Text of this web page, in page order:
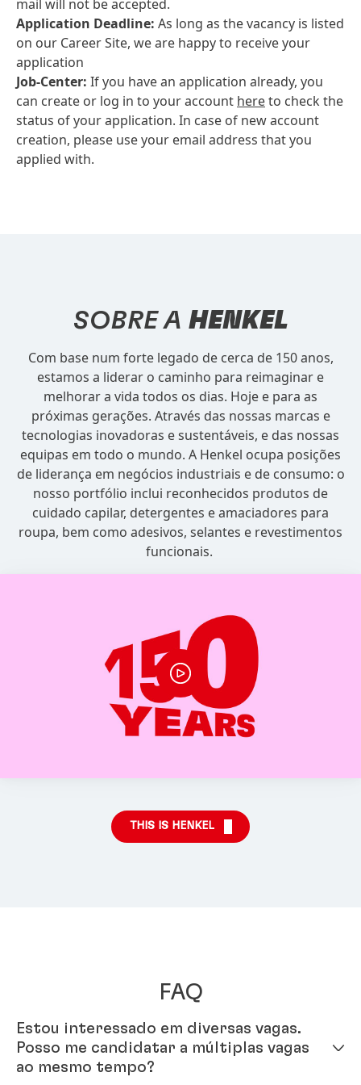
mail will not be accepted.
Application Deadline: As long as the vacancy is listed
on our Career Site, we are happy to receive your
application
Job-Center: If you have an application already, you
can create or log in to your account hereto check the
status of your application. In case of new account
creation, please use your email address that you
applied with.
SOBRE A HENKEL
Com base num forte legado de cerca de 150 anos,
estamos a liderar o caminho para reimaginar e
melhorar a vida todos os dias. Hoje e para as
próximas gerações. Através das nossas marcas e
tecnologias inovadoras e sustentáveis, e das nossas
equipas em todo o mundo. A Henkel ocupa posições
de liderança em negócios industriais e de consumo: o
nosso portfólio inclui reconhecidos produtos de
cuidado capilar, detergentes e amaciadores para
roupa, bem como adesivos, selantes e revestimentos
funcionais.
THIS IS HENKEL
FAQ
Estou interessado em diversas vagas.
Posso me candidatar a múltiplas vagas
ao mesmo tempo?